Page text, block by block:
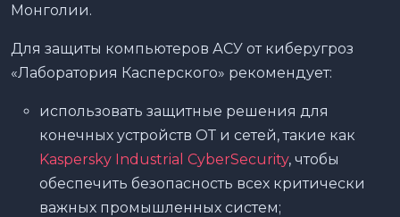
Монголии.
Для защиты компьютеров АСУ от киберугроз
«Лаборатория Касперского» рекомендует:
использовать защитные решения для
конечных устройств ОТ и сетей, такие как
Kaspersky Industrial CyberSecurity, чтобы
обеспечить безопасность всех критически
важных промышленных систем;